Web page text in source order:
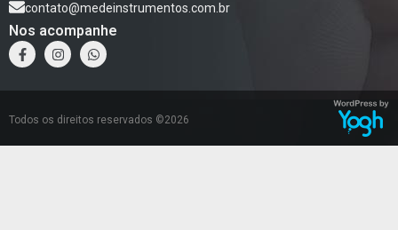
contato@medeinstrumentos.com.br
Nos acompanhe
Todos os direitos reservados ©2026